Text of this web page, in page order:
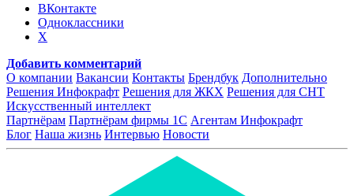
ВКонтакте
Одноклассники
X
Добавить комментарий
О компании Вакансии Контакты Брендбук Дополнительно
Решения Инфокрафт Решения для ЖКХ Решения для СНТ
Искусственный интеллект
Партнёрам Партнёрам фирмы 1С Агентам Инфокрафт
Блог Наша жизнь Интервью Новости